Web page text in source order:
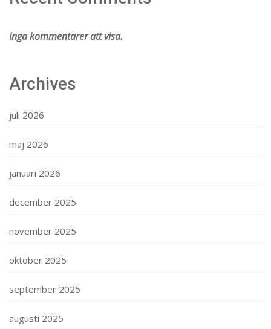
Inga kommentarer att visa.
Archives
juli 2026
maj 2026
januari 2026
december 2025
november 2025
oktober 2025
september 2025
augusti 2025